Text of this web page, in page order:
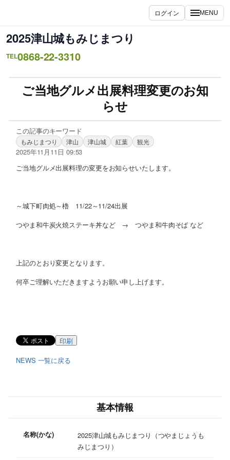
ログイン MENU
2025津山城もみじまつり
TEL0868-22-3310
ご当地グルメ出展料理変更のお知
らせ
この記事のキーワード
もみじまつり 津山 津山城 紅葉 観光
2025年11月11日 09:53
ご当地グルメ出展料理の変更をお知らせいたします。
～城下町肉処～櫓 11/22～11/24出展
つやま和牛炭火焼ステーキ丼など → つやま和牛肉そば など
上記のとおり変更となります。
何卒ご理解いただきますようお願い申し上げます。
印刷
NEWS 一覧に戻る
基本情報
名称(かな)
2025津山城もみじまつり（つやまじょうも
みじまつり）